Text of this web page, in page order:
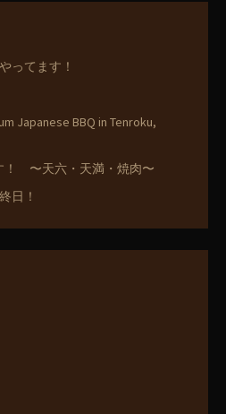
ってます！
Japanese BBQ in Tenroku,
！ 〜天六・天満・焼肉〜
日！